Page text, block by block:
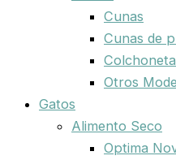
Cunas
Cunas de
Otros
Gatos
Alimento Seco
Optima